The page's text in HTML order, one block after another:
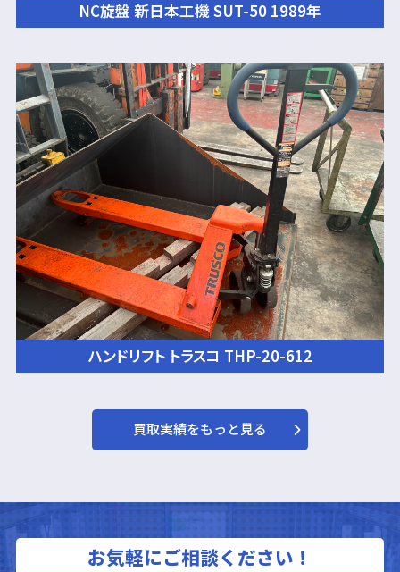
NC旋盤 新日本工機 SUT-50 1989年
ハンドリフト トラスコ THP-20-612
買取実績をもっと見る
お気軽にご相談ください！